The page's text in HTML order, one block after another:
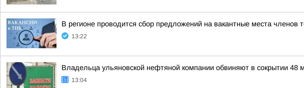
В регионе проводится сбор предложений на вакантные места членов
13:22
Владельца ульяновской нефтяной компании обвиняют в сокрытии 48
13:04